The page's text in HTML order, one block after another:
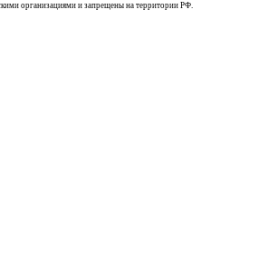
организациями и запрещены на территории РФ.